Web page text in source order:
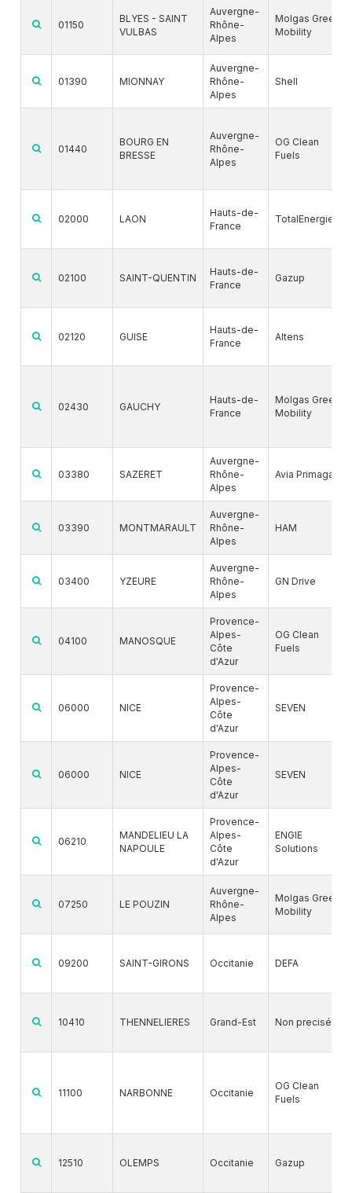
01150
BLYES - SAINT
VULBAS
Auvergne-
Rhône-
Alpes
Molgas Green
Mobility
01390 MIONNAY
Auvergne-
Rhône-
Alpes
Shell
01440
BOURG EN
BRESSE
Auvergne-
Rhône-
Alpes
OG Clean
Fuels
02000 LAON
Hauts-de-
France
TotalEnergies
02100 SAINT-QUENTIN
Hauts-de-
France
Gazup
02120 GUISE
Hauts-de-
France
Altens
02430 GAUCHY
Hauts-de-
France
Molgas Green
Mobility
03380 SAZERET
Auvergne-
Rhône-
Alpes
Avia Primagaz
03390 MONTMARAULT
Auvergne-
Rhône-
Alpes
HAM
03400 YZEURE
Auvergne-
Rhône-
Alpes
GN Drive
04100 MANOSQUE
Provence-
Alpes-
Côte
d'Azur
OG Clean
Fuels
06000 NICE
Provence-
Alpes-
Côte
d'Azur
SEVEN
06000 NICE
Provence-
Alpes-
Côte
d'Azur
SEVEN
06210
MANDELIEU LA
NAPOULE
Provence-
Alpes-
Côte
d'Azur
ENGIE
Solutions
07250 LE POUZIN
Auvergne-
Rhône-
Alpes
Molgas Green
Mobility
09200 SAINT-GIRONS Occitanie DEFA
10410 THENNELIERES Grand-Est Non precisé
11100 NARBONNE Occitanie
OG Clean
Fuels
12510 OLEMPS Occitanie Gazup